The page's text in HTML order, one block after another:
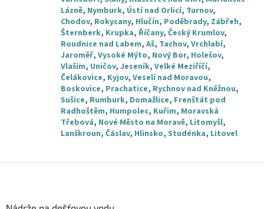
Lázně, Nymburk, Ústí nad Orlicí, Turnov,
Chodov, Rokycany, Hlučín, Poděbrady, Zábřeh,
Šternberk, Krupka, Říčany, Český Krumlov,
Roudnice nad Labem, Aš, Tachov, Vrchlabí,
Jaroměř, Vysoké Mýto, Nový Bor, Holešov,
Vlašim, Uničov, Jeseník, Velké Meziříčí,
Čelákovice, Kyjov, Veselí nad Moravou,
Boskovice, Prachatice, Rychnov nad Kněžnou,
Sušice, Rumburk, Domažlice, Frenštát pod
Radhoštěm, Humpolec, Kuřim, Moravská
Třebová, Nové Město na Moravě, Litomyšl,
Lanškroun, Čáslav, Hlinsko, Studénka, Litovel